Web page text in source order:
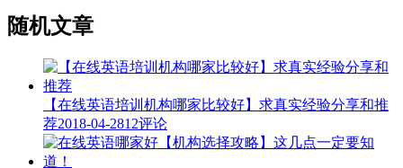
随机文章
【在线英语培训机构哪家比较好】求真实经验分享和推
荐2018-04-2812评论